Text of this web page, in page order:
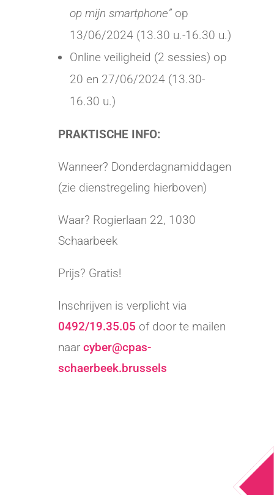
op mijn smartphone”op
13/06/2024 (13.30 u.-16.30 u.)
Online veiligheid (2 sessies) op
20 en 27/06/2024 (13.30-
16.30 u.)
PRAKTISCHE INFO:
Wanneer? Donderdagnamiddagen
(zie dienstregeling hierboven)
Waar? Rogierlaan 22, 1030
Schaarbeek
Prijs? Gratis!
Inschrijven is verplicht via
0492/19.35.05 of door te mailen
naar cyber@cpas-
schaerbeek.brussels